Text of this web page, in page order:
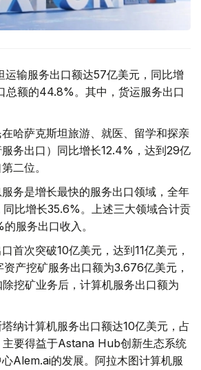
运输服务出口额达57亿美元，同比增
总额的44.8%。其中，货运服务出口
哈萨克斯坦旅游、就医、留学和探亲
务出口）同比增长12.4%，达到29亿
二位。
务是增长最快的服务出口领域，全年
比增长35.6%。上述三大领域合计贡
服务出口收入。
首次突破10亿美元，达到11亿美元，
产挖矿服务出口额为3.676亿美元，
挖矿业务后，计算机服务出口额为
纳计算机服务出口额达10亿美元，占
要得益于Astana Hub创新生态系统
Alem.ai的发展。阿拉木图计算机服